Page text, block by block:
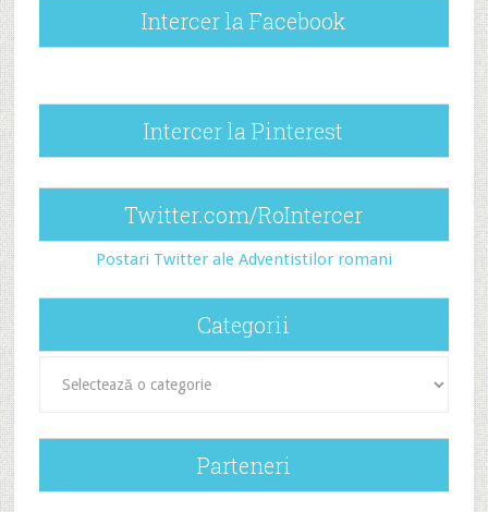
Intercer la Facebook
Intercer la Pinterest
Twitter.com/RoIntercer
Postari Twitter ale Adventistilor romani
Categorii
Parteneri